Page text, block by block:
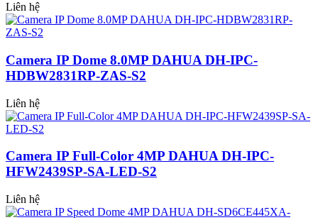
Liên hệ
Camera IP Dome 8.0MP DAHUA DH-IPC-
HDBW2831RP-ZAS-S2
Liên hệ
Camera IP Full-Color 4MP DAHUA DH-IPC-
HFW2439SP-SA-LED-S2
Liên hệ